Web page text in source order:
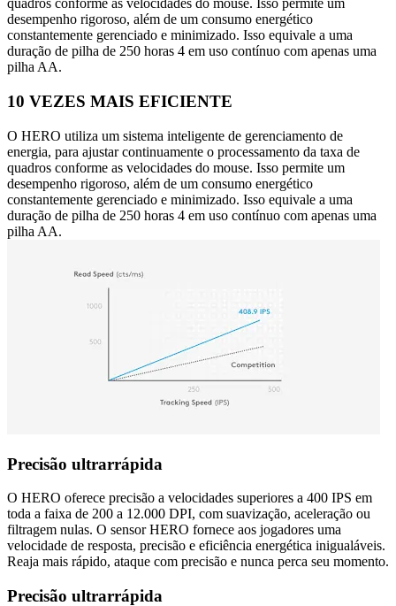
quadros conforme as velocidades do mouse. Isso permite um
desempenho rigoroso, além de um consumo energético
constantemente gerenciado e minimizado. Isso equivale a uma
duração de pilha de 250 horas 4 em uso contínuo com apenas uma
pilha AA.
10 VEZES MAIS EFICIENTE
O HERO utiliza um sistema inteligente de gerenciamento de
energia, para ajustar continuamente o processamento da taxa de
quadros conforme as velocidades do mouse. Isso permite um
desempenho rigoroso, além de um consumo energético
constantemente gerenciado e minimizado. Isso equivale a uma
duração de pilha de 250 horas 4 em uso contínuo com apenas uma
pilha AA.
Precisão ultrarrápida
O HERO oferece precisão a velocidades superiores a 400 IPS em
toda a faixa de 200 a 12.000 DPI, com suavização, aceleração ou
filtragem nulas. O sensor HERO fornece aos jogadores uma
velocidade de resposta, precisão e eficiência energética inigualáveis.
Reaja mais rápido, ataque com precisão e nunca perca seu momento.
Precisão ultrarrápida